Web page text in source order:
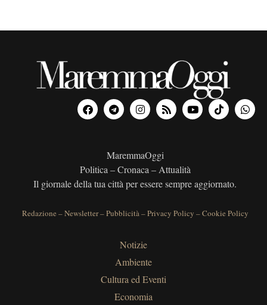
MaremmaOggi
Politica – Cronaca – Attualità
Il giornale della tua città per essere sempre aggiornato.
Redazione –Newsletter–Pubblicità–Privacy Policy –Cookie Policy
Notizie
Ambiente
Cultura ed Eventi
Economia